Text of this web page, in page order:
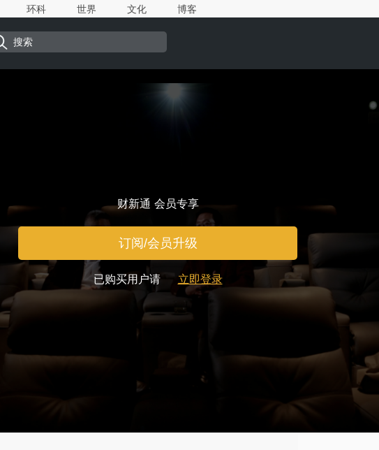
环科 世界 文化 博客
财新通 会员专享
订阅/会员升级
已购买用户请 立即登录